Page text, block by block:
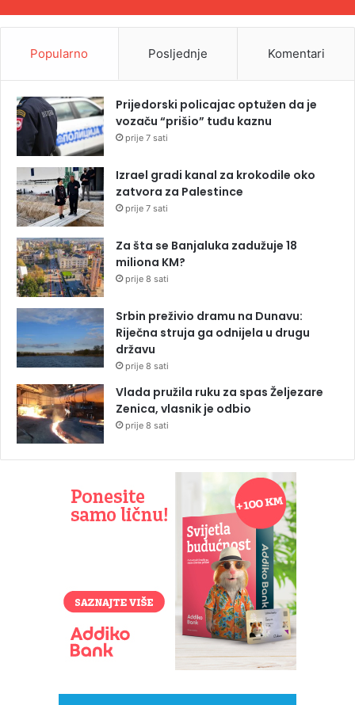
Popularno Posljednje Komentari
Prijedorski policajac optužen da je
vozaču “prišio” tuđu kaznu
prije 7 sati
Izrael gradi kanal za krokodile oko
zatvora za Palestince
prije 7 sati
Za šta se Banjaluka zadužuje 18
miliona KM?
prije 8 sati
Srbin preživio dramu na Dunavu:
Riječna struja ga odnijela u drugu
državu
prije 8 sati
Vlada pružila ruku za spas Željezare
Zenica, vlasnik je odbio
prije 8 sati